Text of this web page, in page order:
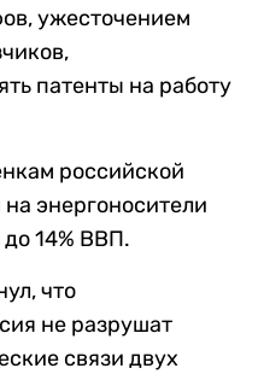
ужесточением
патенты на работу
российской
энергоносители
14% ВВП.
что
не разрушат
связи двух